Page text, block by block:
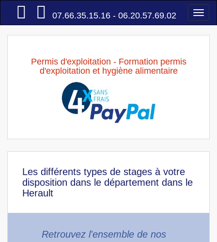
Accueil
07.66.35.15.16 - 06.20.57.69.02
Permis d'exploitation - Formation permis
d'exploitation et hygiène alimentaire
Les différents types de stages à votre
disposition dans le département dans le
Herault
Retrouvez l'ensemble de nos